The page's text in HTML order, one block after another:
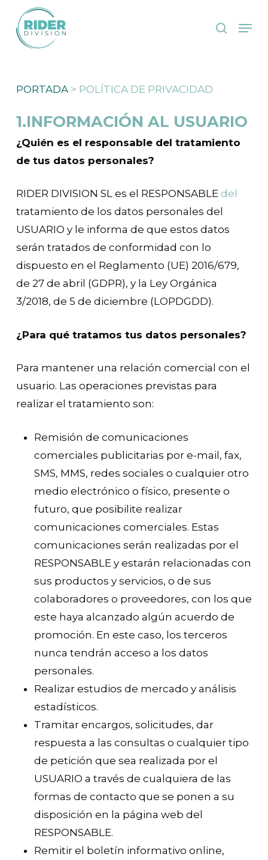
main
search
PORTADA> POLÍTICA DE PRIVACIDAD
1.INFORMACIÓN AL USUARIO
¿Quién es el responsable del tratamiento
de tus datos personales?
RIDER DIVISION SL es el RESPONSABLE del
tratamiento de los datos personales del
USUARIO y le informa de que estos datos
serán tratados de conformidad con lo
dispuesto en el Reglamento (UE) 2016/679,
de 27 de abril (GDPR), y la Ley Orgánica
3/2018, de 5 de diciembre (LOPDGDD).
¿Para qué tratamos tus datos personales?
Para mantener una relación comercial con el
usuario. Las operaciones previstas para
realizar el tratamiento son:
Remisión de comunicaciones
comerciales publicitarias por e-mail, fax,
SMS, MMS, redes sociales o cualquier otro
medio electrónico o físico, presente o
futuro, que posibilite realizar
comunicaciones comerciales. Estas
comunicaciones serán realizadas por el
RESPONSABLE y estarán relacionadas con
sus productos y servicios, o de sus
colaboradores o proveedores, con los que
este haya alcanzado algún acuerdo de
promoción. En este caso, los terceros
nunca tendrán acceso a los datos
personales.
Realizar estudios de mercado y análisis
estadísticos.
Tramitar encargos, solicitudes, dar
respuesta a las consultas o cualquier tipo
de petición que sea realizada por el
USUARIO a través de cualquiera de las
formas de contacto que se ponen a su
disposición en la página web del
RESPONSABLE.
Remitir el boletín informativo online,